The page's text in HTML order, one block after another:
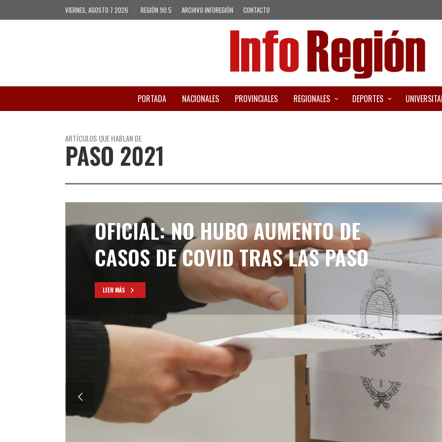
VIERNES, AGOSTO 7 2026 REGIÓN 90.5 ARCHIVO INFOREGIÓN CONTACTO
PORTADA NACIONALES PROVINCIALES REGIONALES DEPORTES
ARTÍCULOS QUE HABLAN DE
PASO 2021
OFICIAL: NO HUBO AUMENTO DE
CASOS DE COVID TRAS LAS PASO
LEER MÁS